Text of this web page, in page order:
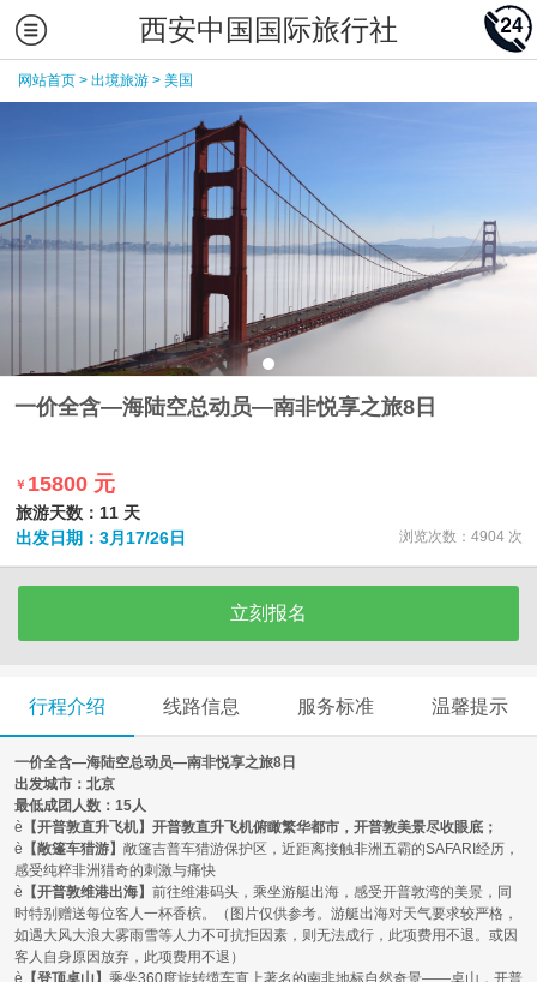
西安中国国际旅行社
网站首页 > 出境旅游 > 美国
一价全含—海陆空总动员—南非悦享之旅8日
￥ 15800 元
旅游天数：11 天
出发日期：3月17/26日
浏览次数：4904 次
立刻报名
行程介绍 线路信息 服务标准 温馨提示
一价全含—海陆空总动员—南非悦享之旅8日
出发城市：北京
最低成团人数： 15人
è 【开普敦直升飞机】开普敦直升飞机俯瞰繁华都市，开普敦美景尽收眼底；
è 【敞篷车猎游】 敞篷吉普车猎游保护区，近距离接触非洲五霸的SAFARI经历，
感受纯粹非洲猎奇的刺激与痛快
è 【开普敦维港出海】 前往维港码头，乘坐游艇出海，感受开普敦湾的美景，同
时特别赠送每位客人一杯香槟。（图片仅供参考。游艇出海对天气要求较严格，
如遇大风大浪大雾雨雪等人力不可抗拒因素，则无法成行，此项费用不退。或因
客人自身原因放弃，此项费用不退）
è 【登顶桌山】 乘坐360度旋转缆车直上著名的南非地标自然奇景——桌山，开普